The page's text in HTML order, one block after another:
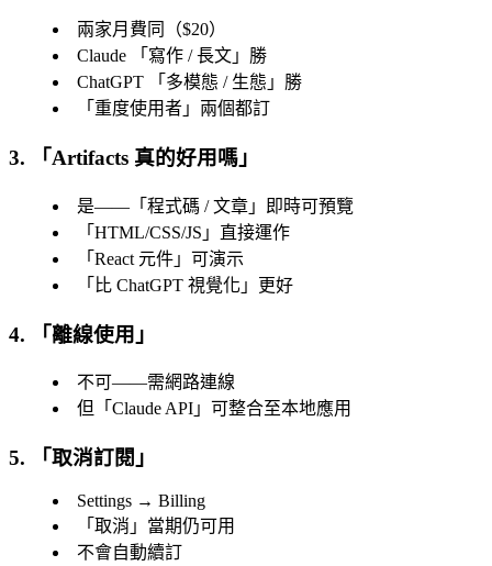
兩家月費同（$20）
Claude 「 寫作 / 長文 」勝
ChatGPT 「 多模態 / 生態 」勝
「 重度使用者 」兩個都訂
3. 「 Artifacts 真的好用嗎 」
是——「 程式碼 / 文章 」即時可預覽
「 HTML/CSS/JS 」直接運作
「 React 元件 」可演示
「 比 ChatGPT 視覺化 」更好
4. 「離線使用 」
不可——需網路連線
但「 Claude API 」可整合至本地應用
5. 「取消訂閱 」
Settings → Billing
「 取消 」當期仍可用
不會自動續訂